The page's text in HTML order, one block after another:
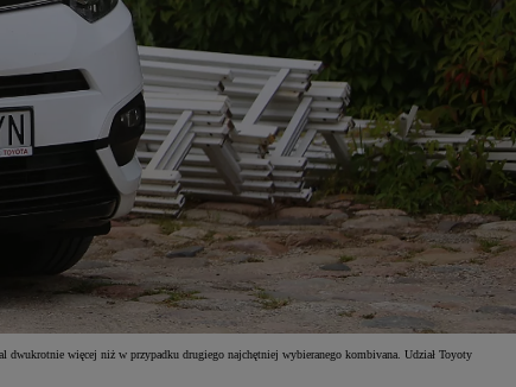
więcej niż w przypadku drugiego najchętniej wybieranego kombivana. Udział Toyoty